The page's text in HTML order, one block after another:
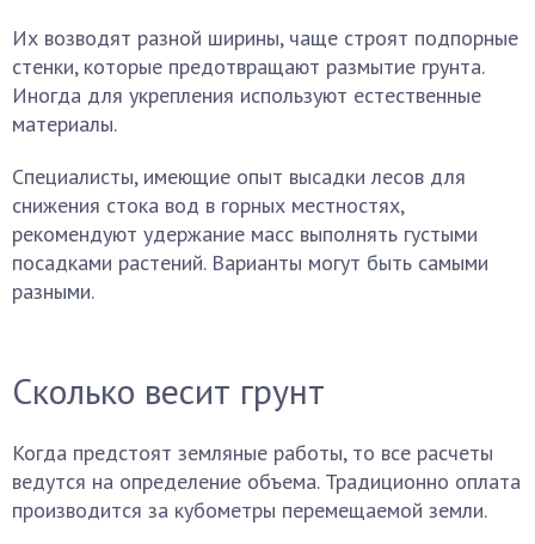
Их возводят разной ширины, чаще строят подпорные
стенки, которые предотвращают размытие грунта.
Иногда для укрепления используют естественные
материалы.
Специалисты, имеющие опыт высадки лесов для
снижения стока вод в горных местностях,
рекомендуют удержание масс выполнять густыми
посадками растений. Варианты могут быть самыми
разными.
Сколько весит грунт
Когда предстоят земляные работы, то все расчеты
ведутся на определение объема. Традиционно оплата
производится за кубометры перемещаемой земли.